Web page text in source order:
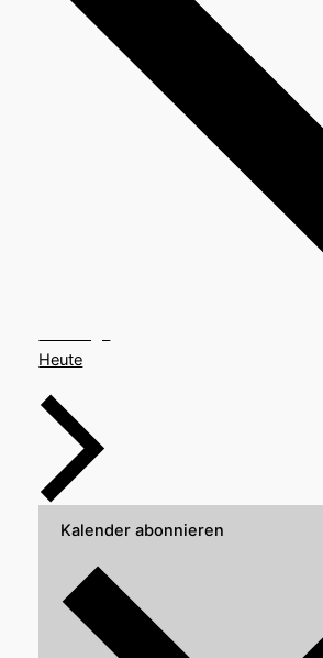
Heute
Kalender abonnieren